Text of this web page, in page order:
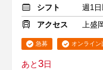
シフト
週1
アクセス
上盛
急募 オンライン
あと3日